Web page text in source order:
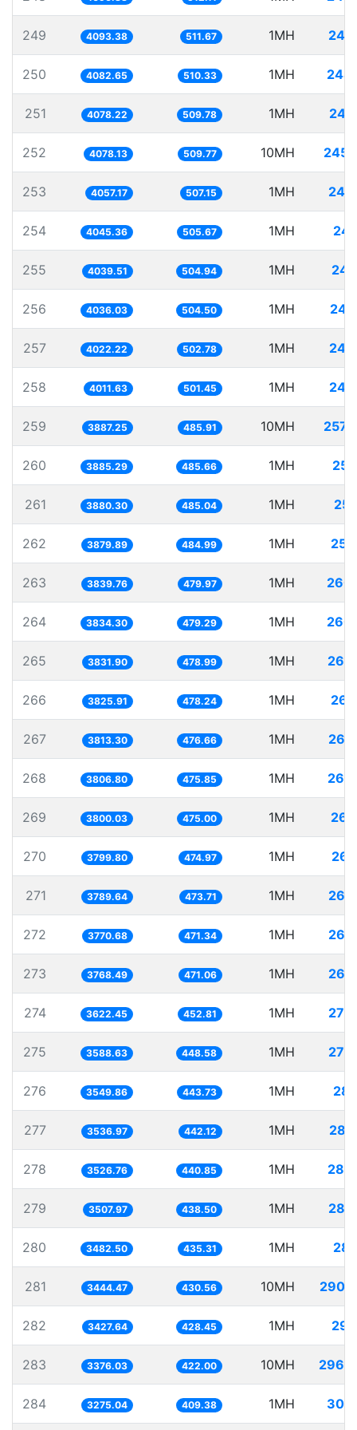
249 4093.38 511.67 1MH
250 4082.65 510.33 1MH
251 4078.22 509.78 1MH
252 4078.13 509.77 10MH
253 4057.17 507.15 1MH
254 4045.36 505.67 1MH
255 4039.51 504.94 1MH
256 4036.03 504.50 1MH
257 4022.22 502.78 1MH
258 4011.63 501.45 1MH
259 3887.25 485.91 10MH
260 3885.29 485.66 1MH
261 3880.30 485.04 1MH
262 3879.89 484.99 1MH
263 3839.76 479.97 1MH
264 3834.30 479.29 1MH
265 3831.90 478.99 1MH
266 3825.91 478.24 1MH
267 3813.30 476.66 1MH
268 3806.80 475.85 1MH
269 3800.03 475.00 1MH
270 3799.80 474.97 1MH
271 3789.64 473.71 1MH
272 3770.68 471.34 1MH
273 3768.49 471.06 1MH
274 3622.45 452.81 1MH
275 3588.63 448.58 1MH
276 3549.86 443.73 1MH
277 3536.97 442.12 1MH
278 3526.76 440.85 1MH
279 3507.97 438.50 1MH
280 3482.50 435.31 1MH
281 3444.47 430.56 10MH
282 3427.64 428.45 1MH
283 3376.03 422.00 10MH
284 3275.04 409.38 1MH